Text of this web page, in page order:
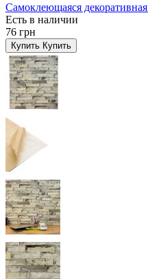
Самоклеющаяся
Есть в наличии
76 грн
Купить Купить